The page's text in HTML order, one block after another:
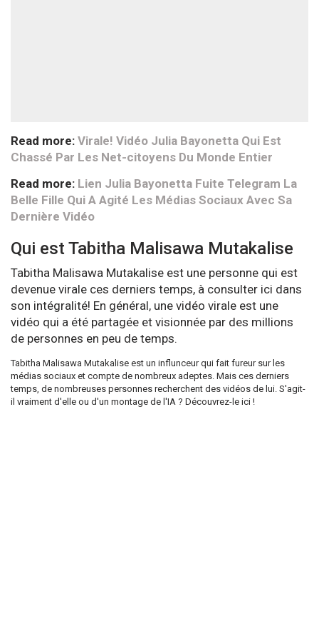
Read more: Virale! Vidéo Julia Bayonetta Qui Est
Chassé Par Les Net-citoyens Du Monde Entier
Read more: Lien Julia Bayonetta Fuite Telegram La
Belle Fille Qui A Agité Les Médias Sociaux Avec Sa
Dernière Vidéo
Qui est Tabitha Malisawa Mutakalise
Tabitha Malisawa Mutakalise est une personne qui est
devenue virale ces derniers temps, à consulter ici dans
son intégralité! En général, une vidéo virale est une
vidéo qui a été partagée et visionnée par des millions
de personnes en peu de temps.
Tabitha Malisawa Mutakalise est un influnceur qui fait fureur sur les
médias sociaux et compte de nombreux adeptes. Mais ces derniers
temps, de nombreuses personnes recherchent des vidéos de lui. S'agit-
il vraiment d'elle ou d'un montage de l'IA ? Découvrez-le ici !